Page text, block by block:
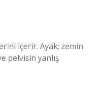
içerir. Ayak; zemin
pelvisin yanlış